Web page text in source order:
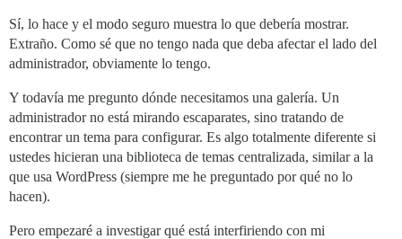
Sí, lo hace y el modo seguro muestra lo que debería mostrar.
Extraño. Como sé que no tengo nada que deba afectar el lado del
administrador, obviamente lo tengo.
Y todavía me pregunto dónde necesitamos una galería. Un
administrador no está mirando escaparates, sino tratando de
encontrar un tema para configurar. Es algo totalmente diferente si
ustedes hicieran una biblioteca de temas centralizada, similar a la
que usa WordPress (siempre me he preguntado por qué no lo
hacen).
Pero empezaré a investigar qué está interfiriendo con mi